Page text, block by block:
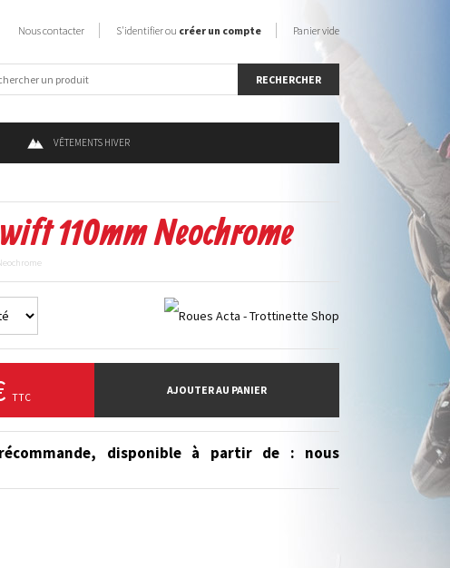
VÊTEMENTS HIVER
Nous contacter S'identifier ou créer un compte Panier vide
110mm Neochrome
TTC
AJOUTER AU PANIER
disponible à partir de : nous